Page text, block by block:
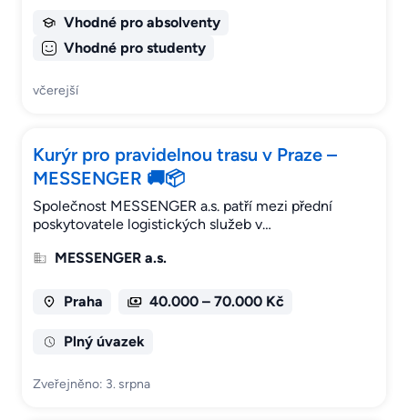
Vhodné pro absolventy
Vhodné pro studenty
včerejší
Kurýr pro pravidelnou trasu v Praze –
MESSENGER 🚚📦
Společnost MESSENGER a.s. patří mezi přední
poskytovatele logistických služeb v…
MESSENGER a.s.
Praha 40.000 – 70.000 Kč
Plný úvazek
Zveřejněno: 3. srpna